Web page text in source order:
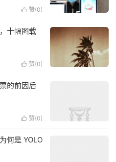
 赞(0)
十幅图载
 赞(0)
的前因后
 赞(0)
何是 YOLO